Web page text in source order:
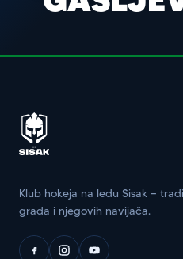
Klub hokeja na ledu Sisak —
grada i njegovih navijača.